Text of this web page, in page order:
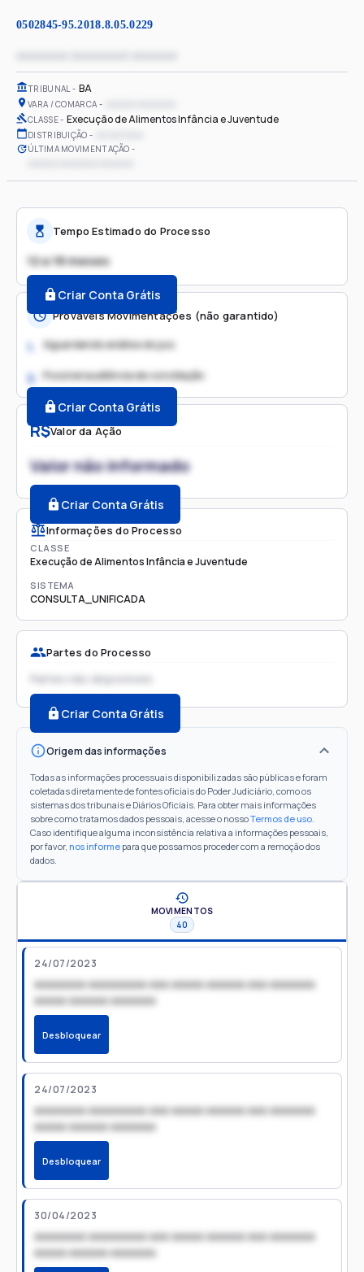
0502845-95.2018.8.05.0229
TRIBUNAL BA
VARA / COMARCA
CLASSE Execução de Alimentos Infância e Juventude
DISTRIBUIÇÃO
ÚLTIMA MOVIMENTAÇÃO
R$Valor da Ação
Valor não informado
Criar Conta Grátis
Informações do Processo
CLASSE
Execução de Alimentos Infância e Juventude
SISTEMA
CONSULTA_UNIFICADA
Partes do Processo
Partes não disponíveis
Criar Conta Grátis
Origem das informações
Todas as informações processuais disponibilizadas são públicas e foram
coletadas diretamente de fontes oficiais do Poder Judiciário, como os
sistemas dos tribunais e Diários Oficiais. Para obter mais informações
sobre como tratamos dados pessoais, acesse o nossoTermos de uso.
Caso identifique alguma inconsistência relativa a informações pessoais,
por favor, nos informe para que possamos proceder com a remoção dos
dados.
Tempo Estimado do Processo
12 a 18 meses
Criar Conta Grátis
Prováveis Movimentações (não garantido)
1. Aguardando análise do juiz
2. Possível audiência de conciliação
Criar Conta Grátis
MOVIMENTOS
40
24/07/2023
xxxxxxxx xxxxxxxxx xxx xxxxx xxxxxx xxx xxxxxxx
xxxxx xxxxxx xxxxxxx
Desbloquear
24/07/2023
xxxxxxxx xxxxxxxxx xxx xxxxx xxxxxx xxx xxxxxxx
xxxxx xxxxxx xxxxxxx
Desbloquear
30/04/2023
xxxxxxxx xxxxxxxxx xxx xxxxx xxxxxx xxx xxxxxxx
xxxxx xxxxxx xxxxxxx